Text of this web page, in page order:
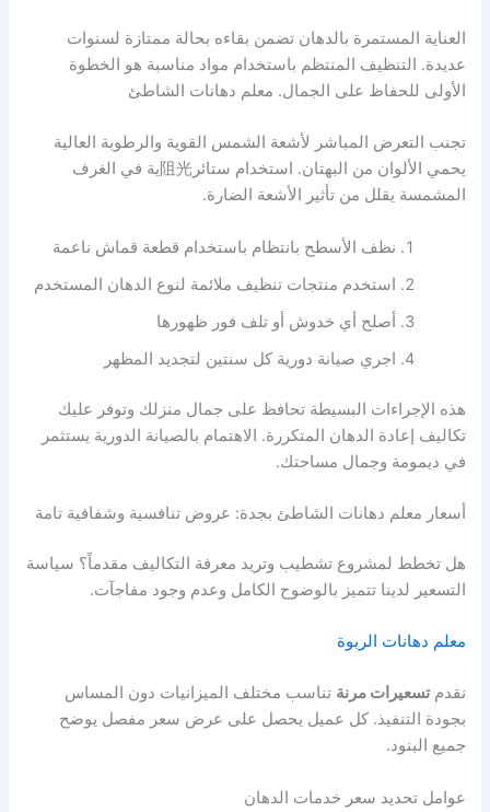
العناية المستمرة بالدهان تضمن بقاءه بحالة ممتازة لسنوات
عديدة. التنظيف المنتظم باستخدام مواد مناسبة هو الخطوة
الأولى للحفاظ على الجمال. معلم دهانات الشاطئ
تجنب التعرض المباشر لأشعة الشمس القوية والرطوبة العالية
يحمي الألوان من البهتان. استخدام ستائر阻光ية في الغرف
المشمسة يقلل من تأثير الأشعة الضارة.
نظف الأسطح بانتظام باستخدام قطعة قماش ناعمة
استخدم منتجات تنظيف ملائمة لنوع الدهان المستخدم
أصلح أي خدوش أو تلف فور ظهورها
اجري صيانة دورية كل سنتين لتجديد المظهر
هذه الإجراءات البسيطة تحافظ على جمال منزلك وتوفر عليك
تكاليف إعادة الدهان المتكررة. الاهتمام بالصيانة الدورية يستثمر
في ديمومة وجمال مساحتك.
أسعار معلم دهانات الشاطئ بجدة: عروض تنافسية وشفافية تامة
هل تخطط لمشروع تشطيب وتريد معرفة التكاليف مقدماً؟ سياسة
التسعير لدينا تتميز بالوضوح الكامل وعدم وجود مفاجآت.
معلم دهانات الربوة
نقدمتسعيرات مرنة تناسب مختلف الميزانيات دون المساس
بجودة التنفيذ. كل عميل يحصل على عرض سعر مفصل يوضح
جميع البنود.
عوامل تحديد سعر خدمات الدهان